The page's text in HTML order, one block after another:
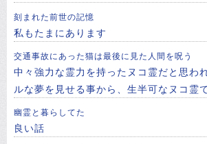
刻まれた前世の記憶
私もたまにあります
交通事故にあった猫は最後に見た人間を呪う
中々強力な霊力を持ったヌコ霊だと思わ
ルな夢を見せる事から、生半可なヌコ霊
幽霊と暮らしてた
良い話